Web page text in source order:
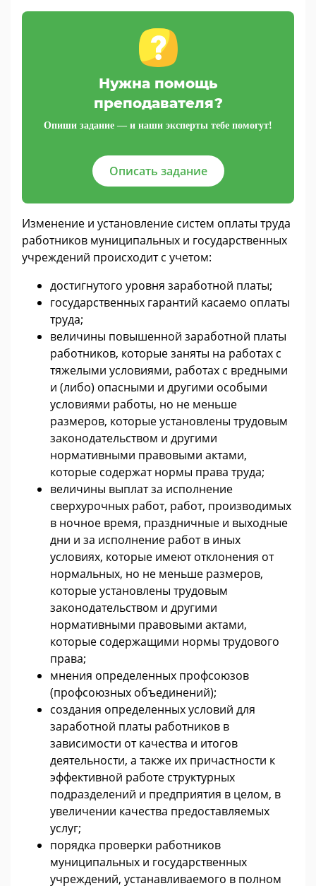
Нужна помощь
преподавателя?
Опиши задание — и наши эксперты тебе помогут!
Описать задание
Изменение и установление систем оплаты труда
работников муниципальных и государственных
учреждений происходит с учетом:
достигнутого уровня заработной платы;
государственных гарантий касаемо оплаты
труда;
величины повышенной заработной платы
работников, которые заняты на работах с
тяжелыми условиями, работах с вредными
и (либо) опасными и другими особыми
условиями работы, но не меньше
размеров, которые установлены трудовым
законодательством и другими
нормативными правовыми актами,
которые содержат нормы права труда;
величины выплат за исполнение
сверхурочных работ, работ, производимых
в ночное время, праздничные и выходные
дни и за исполнение работ в иных
условиях, которые имеют отклонения от
нормальных, но не меньше размеров,
которые установлены трудовым
законодательством и другими
нормативными правовыми актами,
которые содержащими нормы трудового
права;
мнения определенных профсоюзов
(профсоюзных объединений);
создания определенных условий для
заработной платы работников в
зависимости от качества и итогов
деятельности, а также их причастности к
эффективной работе структурных
подразделений и предприятия в целом, в
увеличении качества предоставляемых
услуг;
порядка проверки работников
муниципальных и государственных
учреждений, устанавливаемого в полном